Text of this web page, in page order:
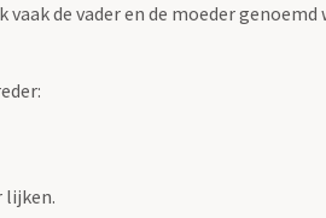
de vader en de moeder
lijken.